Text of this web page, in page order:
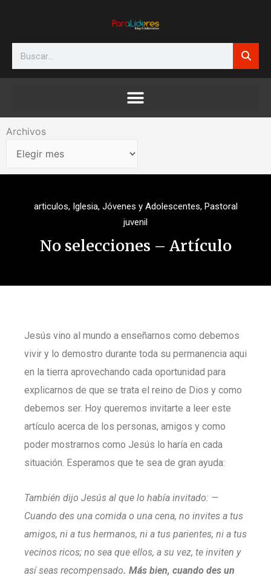
Search
Archivos
Archivos
articulos, Iglesia, Jóvenes y Adolescentes, Pastoral
juvenil
No selecciones – Artículo
Jesús vino al mundo a enseñarnos como debemos
vivir y lo demostro durante toda su permanencia aqui
en la tierra aprovechando cada oportunidad para
explicarnos de que se trata el reino de Dios y como
debemos ser. Hoy queremos invitarte a leer este
artículo acerca de los personas, amigos y como
poder mostrarnos como Jesús lo haría en cada
situación. Esperamos que te sea de gran ayuda:
También dijo Jesús al que lo había invitado: —
Cuando des una comida o una cena, no invites a tus
amigos, ni a tus hermanos, ni a tus parientes, ni a tus
vecinos ricos; no sea que ellos, a su vez, te inviten y
así seas recompensado. Más bien, cuando des un